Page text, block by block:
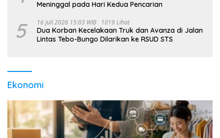
Meninggal pada Hari Kedua Pencarian
5 16 Juli 2026 15:03 WIB 1019 Lihat
Dua Korban Kecelakaan Truk dan Avanza di Jalan
Lintas Tebo-Bungo Dilarikan ke RSUD STS
Ekonomi